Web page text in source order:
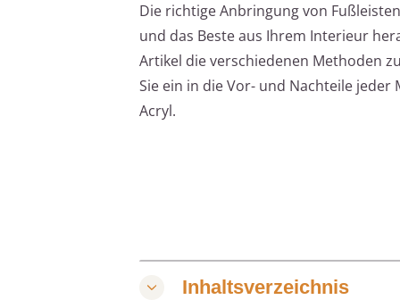
Die richtige Anbringung von
und das Beste aus Ihrem Interieur
Artikel die verschiedenen Methoden
Sie ein in die Vor- und Nachteile
Acryl.
Inhaltsverzeichnis